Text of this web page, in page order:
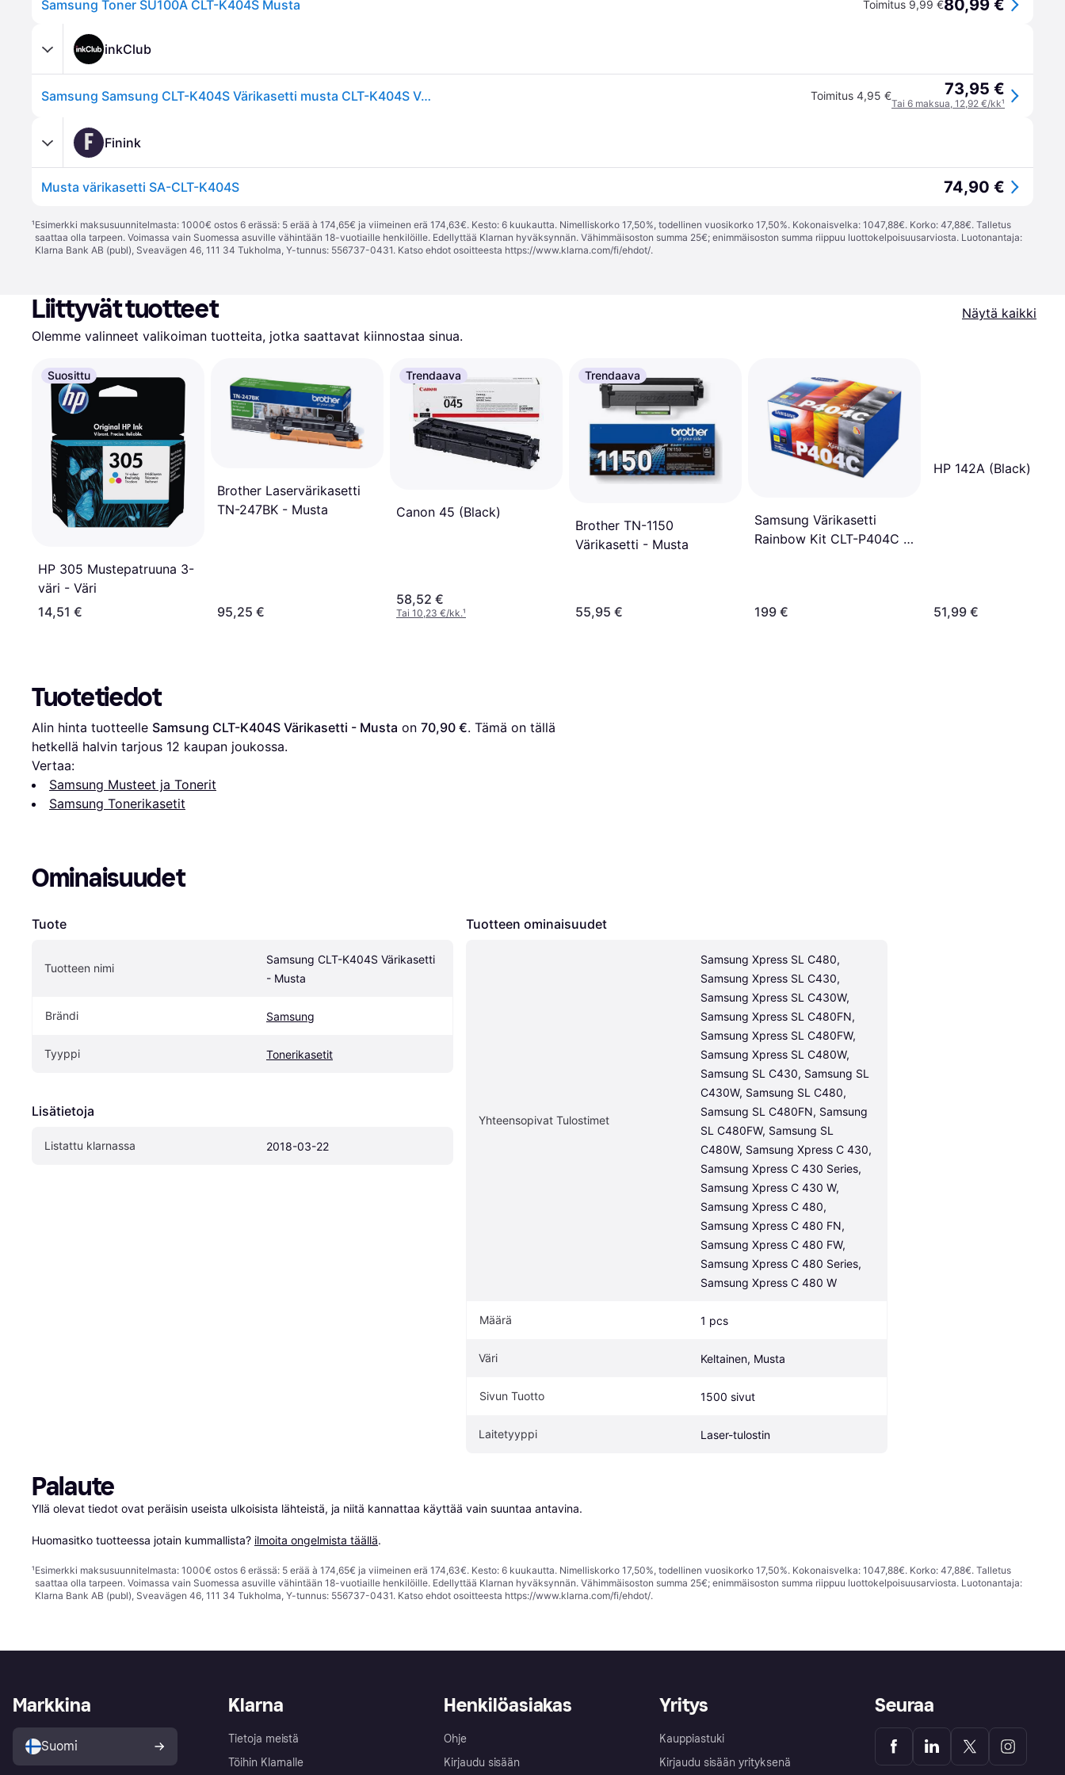
Samsung Toner SU100A CLT-K404S Musta Toimitus 9,99 €80,99 €
inkClub
Samsung Samsung CLT-K404S Värikasetti musta CLT-K404S Vastaa: N/A Toimitus 4,95 € 73,95 €
Tai 6 maksua, 12,92 €/kk¹
F Finink
Musta värikasetti SA-CLT-K404S 74,90 €
¹Esimerkki maksusuunnitelmasta: 1000€ ostos 6 erässä: 5 erää à 174,65€ ja viimeinen erä 174,63€. Kesto: 6 kuukautta. Nimelliskorko 17,50%, todellinen vuosikorko 17,50%. Kokonaisvelka: 1047,88€. Korko: 47,88€. Talletus
saattaa olla tarpeen. Voimassa vain Suomessa asuville vähintään 18-vuotiaille henkilöille. Edellyttää Klarnan hyväksynnän. Vähimmäisoston summa 25€; enimmäisoston summa riippuu luottokelpoisuusarviosta. Luotonantaja:
Klarna Bank AB (publ), Sveavägen 46, 111 34 Tukholma, Y-tunnus: 556737-0431. Katso ehdot osoitteesta https://www.klarna.com/fi/ehdot/.
Liittyvät tuotteet
Näytä kaikki
Olemme valinneet valikoiman tuotteita, jotka saattavat kiinnostaa sinua.
Suosittu
HP 305 Mustepatruuna 3-
väri - Väri
14,51 €
Brother Laservärikasetti
TN-247BK - Musta
95,25 €
Trendaava
Canon 45 (Black)
58,52 €
Tai 10,23 €/kk.¹
Trendaava
Brother TN-1150
Värikasetti - Musta
55,95 €
Samsung Värikasetti
Rainbow Kit CLT-P404C -
199 €
HP 142A (Black)
51,99 €
Tuotetiedot
Alin hinta tuotteelle Samsung CLT-K404S Värikasetti - Musta on 70,90 €. Tämä on tällä
hetkellä halvin tarjous 12 kaupan joukossa.
Vertaa:
Samsung Musteet ja Tonerit
Samsung Tonerikasetit
Ominaisuudet
Tuote
Tuotteen nimi
Samsung CLT-K404S Värikasetti
- Musta
Brändi Samsung
Tyyppi Tonerikasetit
Lisätietoja
Listattu klarnassa 2018-03-22
Tuotteen ominaisuudet
Yhteensopivat Tulostimet
Samsung Xpress SL C480,
Samsung Xpress SL C430,
Samsung Xpress SL C430W,
Samsung Xpress SL C480FN,
Samsung Xpress SL C480FW,
Samsung Xpress SL C480W,
Samsung SL C430, Samsung SL
C430W, Samsung SL C480,
Samsung SL C480FN, Samsung
SL C480FW, Samsung SL
C480W, Samsung Xpress C 430,
Samsung Xpress C 430 Series,
Samsung Xpress C 430 W,
Samsung Xpress C 480,
Samsung Xpress C 480 FN,
Samsung Xpress C 480 FW,
Samsung Xpress C 480 Series,
Samsung Xpress C 480 W
Määrä 1 pcs
Väri Keltainen, Musta
Sivun Tuotto 1500 sivut
Laitetyyppi Laser-tulostin
Palaute
Yllä olevat tiedot ovat peräisin useista ulkoisista lähteistä, ja niitä kannattaa käyttää vain suuntaa antavina.
Huomasitko tuotteessa jotain kummallista? ilmoita ongelmista täällä.
¹Esimerkki maksusuunnitelmasta: 1000€ ostos 6 erässä: 5 erää à 174,65€ ja viimeinen erä 174,63€. Kesto: 6 kuukautta. Nimelliskorko 17,50%, todellinen vuosikorko 17,50%. Kokonaisvelka: 1047,88€. Korko: 47,88€. Talletus
saattaa olla tarpeen. Voimassa vain Suomessa asuville vähintään 18-vuotiaille henkilöille. Edellyttää Klarnan hyväksynnän. Vähimmäisoston summa 25€; enimmäisoston summa riippuu luottokelpoisuusarviosta. Luotonantaja:
Klarna Bank AB (publ), Sveavägen 46, 111 34 Tukholma, Y-tunnus: 556737-0431. Katso ehdot osoitteesta https://www.klarna.com/fi/ehdot/.
Klarna
Tietoja meistä
Töihin Klarnalle
Henkilöasiakas
Ohje
Kirjaudu sisään
Yritys
Kauppiastuki
Kirjaudu sisään yrityksenä
Markkina
Suomi
Seuraa